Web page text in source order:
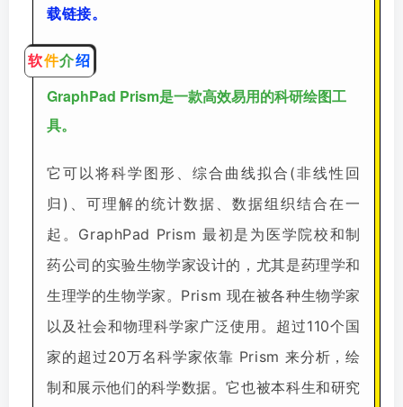
载链接。
软件介绍
GraphPad Prism是一款高效易用的科研绘图工
具。
它可以将科学图形、综合曲线拟合(非线性回
归)、可理解的统计数据、数据组织结合在一
起。GraphPad Prism 最初是为医学院校和制
药公司的实验生物学家设计的，尤其是药理学和
生理学的生物学家。Prism 现在被各种生物学家
以及社会和物理科学家广泛使用。超过110个国
家的超过20万名科学家依靠 Prism 来分析，绘
制和展示他们的科学数据。它也被本科生和研究